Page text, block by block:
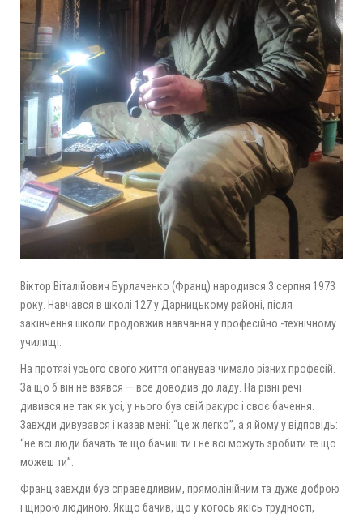
Віктор Віталійович Бурлаченко (Франц) народився 3 серпня 1973
року. Навчався в школі 127 у Дарницькому районі, після
закінчення школи продовжив навчання у професійно -технічному
училищі.
На протязі усього свого життя опанував чимало різних професій.
За що б він не взявся — все доводив до ладу. На різні речі
дивився не так як усі, у нього був свій ракурс і своє бачення.
Завжди дивувався і казав мені: “це ж легко”, а я йому у відповідь:
“не всі люди бачать те що бачиш ти і не всі можуть зробити те що
можеш ти”.
Франц завжди був справедливим, прямолінійним та дуже доброю
і щирою людиною. Якщо бачив, що у когось якісь трудності,